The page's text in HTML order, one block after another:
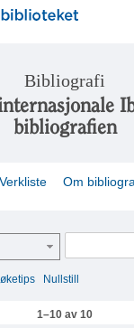
Bibliografi
bibliografien
Verkliste Om
Nullstill
1–10 av 10